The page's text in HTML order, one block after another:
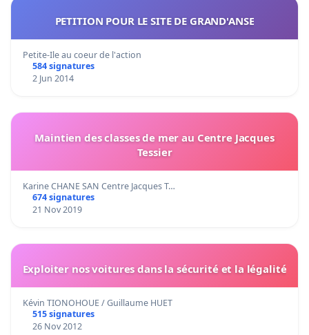
PETITION POUR LE SITE DE GRAND'ANSE
Petite-Ile au coeur de l'action
584 signatures
2 Jun 2014
Maintien des classes de mer au Centre Jacques
Tessier
Karine CHANE SAN Centre Jacques T…
674 signatures
21 Nov 2019
Exploiter nos voitures dans la sécurité et la légalité
Kévin TIONOHOUE / Guillaume HUET
515 signatures
26 Nov 2012